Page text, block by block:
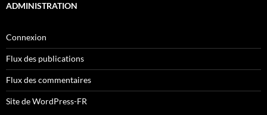
ADMINISTRATION
Connexion
Flux des publications
Flux des commentaires
Site de WordPress-FR